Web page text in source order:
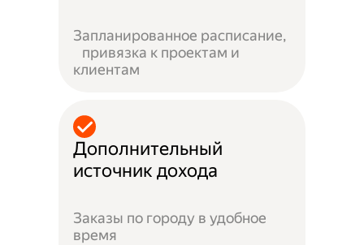
Запланированное расписание,
привязка к проектам и
клиентам
Дополнительный
источник дохода
Заказы по городу в удобное
время